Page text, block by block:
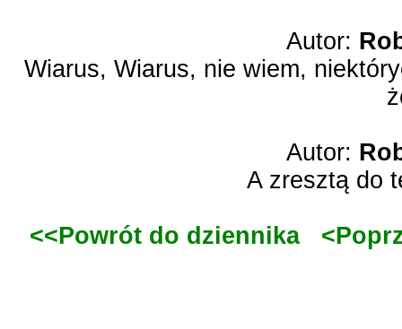
Autor:
Wiarus, Wiarus, nie wiem,
Autor:
A zresztą do
<<Powrót do dziennika